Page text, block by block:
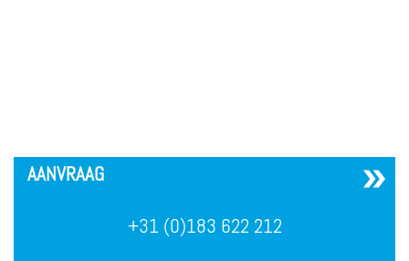
AANVRAAG
+31 (0)183 622 212